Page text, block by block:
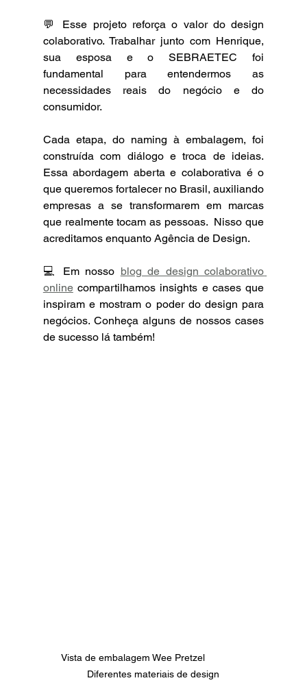
💬 Esse projeto reforça o valor do design
colaborativo. Trabalhar junto com Henrique,
sua esposa e o SEBRAETEC foi
fundamental para entendermos as
necessidades reais do negócio e do
consumidor.
Cada etapa, do naming à embalagem, foi
construída com diálogo e troca de ideias.
Essa abordagem aberta e colaborativa é o
que queremos fortalecer no Brasil, auxiliando
empresas a se transformarem em marcas
que realmente tocam as pessoas.  Nisso que
acreditamos enquanto Agência de Design.
💻 Em nosso blog de design colaborativo
online compartilhamos insights e cases que
inspiram e mostram o poder do design para
negócios. Conheça alguns de nossos cases
de sucesso lá também!
Vista de embalagem Wee Pretzel
Diferentes materiais de design